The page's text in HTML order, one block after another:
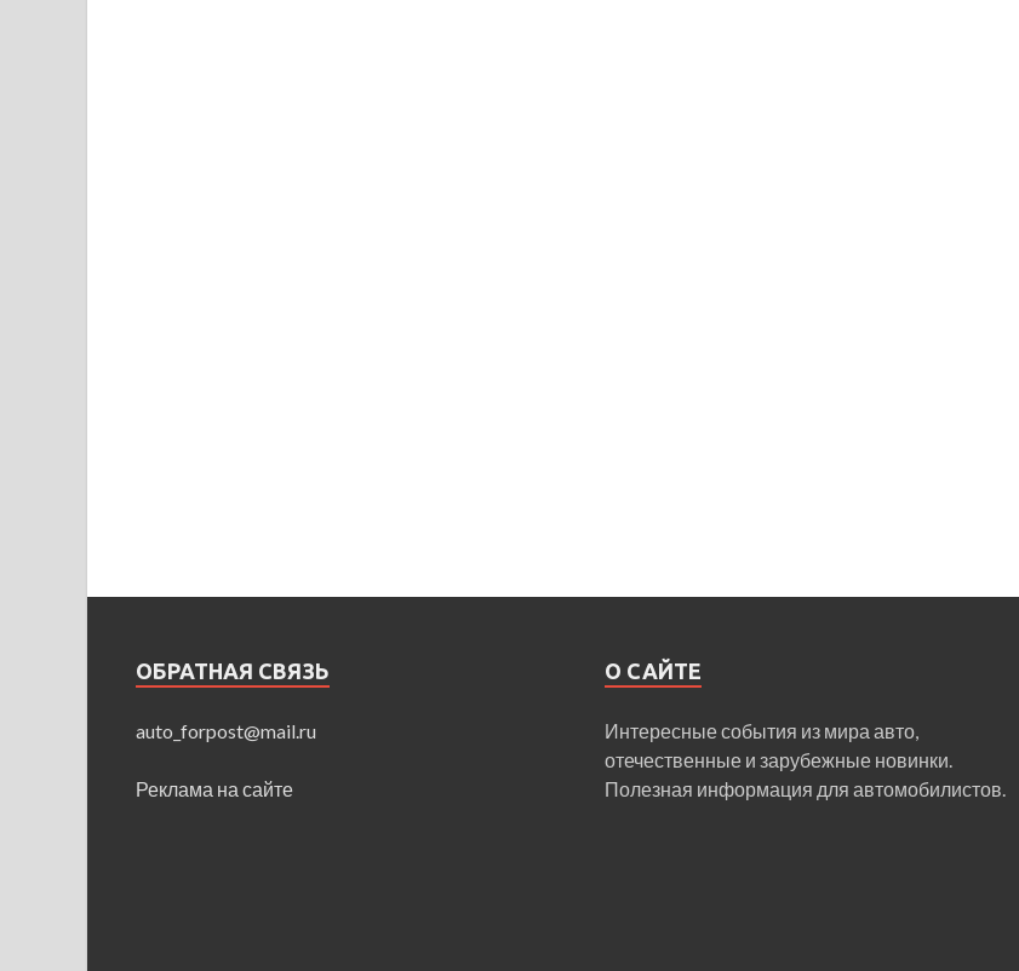
ОБРАТНАЯ СВЯЗЬ
auto_forpost@mail.ru
Реклама на сайте
О САЙТЕ
Интересные события из мира авто,
отечественные и зарубежные новинки.
Полезная информация для автомобилистов.